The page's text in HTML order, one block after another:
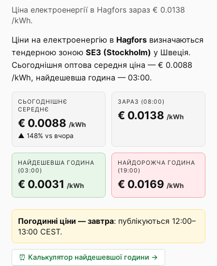
Ціна електроенергії в Hagfors зараз € 0.0138
/kWh.
Ціни на електроенергію в Hagfors визначаються
тендерною зоною SE3 (Stockholm) у Швеція.
Сьогоднішня оптова середня ціна — € 0.0088
/kWh, найдешевша година — 03:00.
СЬОГОДНІШНЄ
СЕРЕДНЄ
€ 0.0088 /kWh
▲ 148% vs вчора
ЗАРАЗ (08:00)
€ 0.0138 /kWh
НАЙДЕШЕВША ГОДИНА
(03:00)
€ 0.0031 /kWh
НАЙДОРОЖЧА ГОДИНА
(19:00)
€ 0.0169 /kWh
Погодинні ціни — завтра: публікуються 12:00–
13:00 CEST.
⏰ Калькулятор найдешевшої години →